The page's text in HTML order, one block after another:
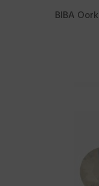
BIBA